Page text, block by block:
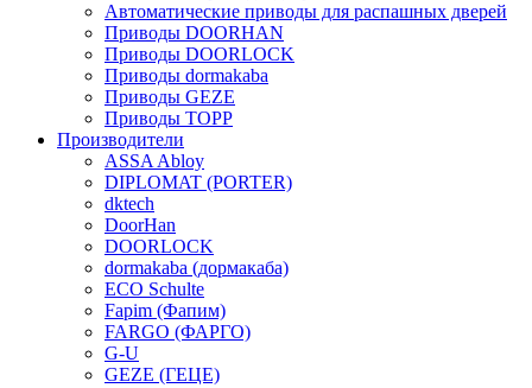
Автоматические приводы для распашных дверей
Приводы DOORHAN
Приводы DOORLOCK
Приводы dormakaba
Приводы GEZE
Приводы TOPP
Производители
ASSA Abloy
DIPLOMAT (PORTER)
dktech
DoorHan
DOORLOCK
dormakaba (дормакаба)
ECO Schulte
Fapim (Фапим)
FARGO (ФАРГО)
G-U
GEZE (ГЕЦЕ)